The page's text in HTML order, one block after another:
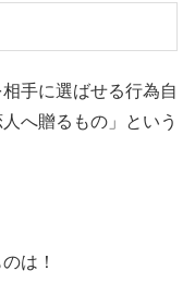
手に選ばせる行為自
へ贈るもの」という
は！